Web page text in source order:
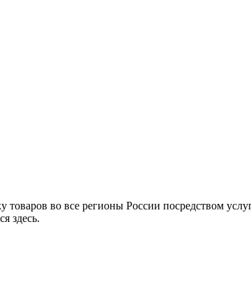
товаров во все регионы России посредством
здесь.